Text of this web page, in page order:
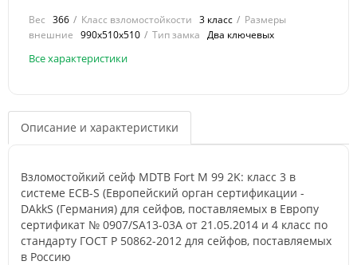
Вес 366 Класс взломостойкости 3 класс
Размеры
внешние 990x510x510 Тип замка Два ключевых
Все характеристики
Описание и характеристики
Взломостойкий сейф MDTB Fort M 99 2K: класс 3 в
системе ECB-S (Европейский орган сертификации -
DAkkS (Германия) для сейфов, поставляемых в Европу
сертификат № 0907/SA13-03А от 21.05.2014 и 4 класс по
стандарту ГОСТ Р 50862-2012 для сейфов, поставляемых
в Россию